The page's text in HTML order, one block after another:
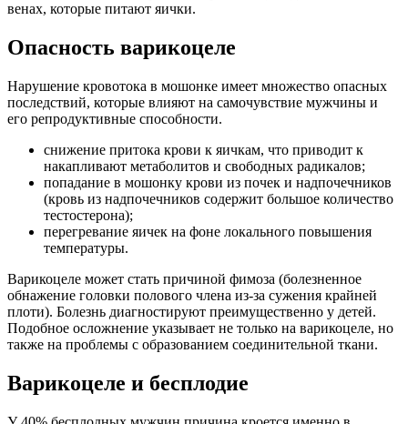
венах, которые питают яички.
Опасность варикоцеле
Нарушение кровотока в мошонке имеет множество опасных
последствий, которые влияют на самочувствие мужчины и
его репродуктивные способности.
снижение притока крови к яичкам, что приводит к
накапливают метаболитов и свободных радикалов;
попадание в мошонку крови из почек и надпочечников
(кровь из надпочечников содержит большое количество
тестостерона);
перегревание яичек на фоне локального повышения
температуры.
Варикоцеле может стать причиной фимоза (болезненное
обнажение головки полового члена из-за сужения крайней
плоти). Болезнь диагностируют преимущественно у детей.
Подобное осложнение указывает не только на варикоцеле, но
также на проблемы с образованием соединительной ткани.
Варикоцеле и бесплодие